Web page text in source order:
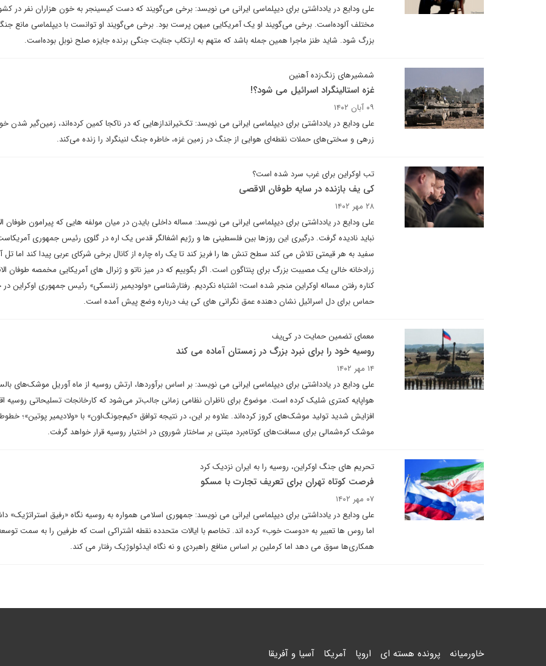
علی ودایع در یادداشتی برای دیپلماسی ایرانی می نویسد: برخی می‌گویند که دست کیسینجر به خون هزاران نفر در
مختلف آلوده‌است. برخی می‌گویند او یک آمریکایی میهن پرست بود. برخی می‌گویند او توانست با دیپلماسی مانع
بزرگ شود. شاید طنز ماجرا همین جمله باشد که متهم به ارتکاب جنایت جنگی برنده جایزه صلح نوبل بوده‌است.
شمشیرهای زنگ‌زده آهنین
غزه استالینگراد اسرائیل می شود؟!
۰۹ آبان ۱۴۰۲
علی ودایع در یادداشتی برای دیپلماسی ایرانی می نویسد: تک‌تیراندازهایی که در ناکجا کمین کرده‌اند، زمین‌گیر شدن
زرهی و سختی‌های حملات نقطه‌ای هوایی از جنگ در زمین غزه، خاطره جنگ لنینگراد را زنده می‌کند.
تب اوکراین برای غرب سرد شده است؟
کی یف بازنده در سایه طوفان الاقصی
۲۸ مهر ۱۴۰۲
علی ودایع در یادداشتی برای دیپلماسی ایرانی می نویسد: مساله داخلی بایدن در میان مولفه هایی که پیرامون طوفان
نباید نادیده گرفت. درگیری این روزها بین فلسطینی ها و رژیم اشغالگر قدس یک اره در گلوی رئیس جمهوری
سفید به هر قیمتی تلاش می کند سطح تنش ها را فریز کند تا یک راه چاره از کانال برخی شرکای عربی پیدا کند اما تل
زرادخانه خالی یک مصیبت بزرگ برای پنتاگون است. اگر بگوییم که در میز ناتو و ژنرال های آمریکایی مخمصه طوفان
کناره رفتن مساله اوکراین منجر شده است؛ اشتباه نکردیم. رفتارشناسی «ولودیمیر زلنسکی» رئیس جمهوری اوکراین در
حماس برای دل اسرائیل نشان دهنده عمق نگرانی های کی یف درباره وضع پیش آمده است.
معمای تضمین حمایت در کی‌یف
روسیه خود را برای نبرد بزرگ در زمستان آماده می کند
۱۴ مهر ۱۴۰۲
علی ودایع در یادداشتی برای دیپلماسی ایرانی می نویسد: بر اساس برآوردها، ارتش روسیه از ماه آوریل موشک‌های
هواپایه کمتری شلیک کرده‌ است. موضوع برای ناظران نظامی زمانی جالب‌تر‌ می‌شود که کارخانجات تسلیحاتی روسیه
افزایش شدید تولید موشک‌های کروز کرده‌اند. علاوه بر این، در نتیجه توافق «کیم‌جونگ‌اون» با «ولادیمیر پوتین»؛
موشک کره‌شمالی برای مسافت‌های کوتاه‌برد مبتنی بر ساختار شوروی در اختیار روسیه قرار خواهد گرفت.
تحریم های جنگ اوکراین، روسیه را به ایران نزدیک کرد
فرصت کوتاه تهران برای تعریف تجارت با مسکو
۰۷ مهر ۱۴۰۲
علی ودایع در یادداشتی برای دیپلماسی ایرانی می نویسد: جمهوری اسلامی همواره به روسیه نگاه «رفیق استراتژیک»
اما روس ها تعبیر به «دوست خوب» کرده اند. تخاصم با ایالات متحدده نقطه اشتراکی است که طرفین را به سمت
همکاری‌ها سوق می دهد اما کرملین بر اساس منافع راهبردی و نه نگاه ایدئولوژیک رفتار می کند.
خاورمیانه پرونده هسته ای اروپا آمریکا آسیا و آفریقا